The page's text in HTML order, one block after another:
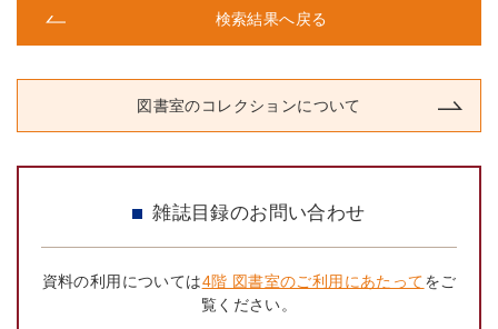
検索結果へ戻る
図書室のコレクションについて
雑誌目録のお問い合わせ
資料の利用については4階 図書室のご利用にあたってをご
覧ください。